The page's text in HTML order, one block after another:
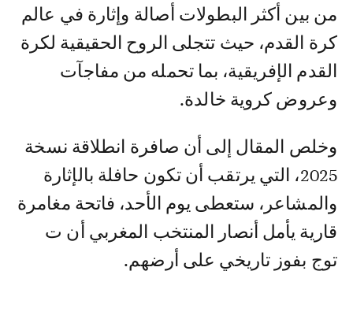
من بين أكثر البطولات أصالة وإثارة في عالم
كرة القدم، حيث تتجلى الروح الحقيقية لكرة
القدم الإفريقية، بما تحمله من مفاجآت
وعروض كروية خالدة.
وخلص المقال إلى أن صافرة انطلاقة نسخة
2025، التي يرتقب أن تكون حافلة بالإثارة
والمشاعر، ستعطى يوم الأحد، فاتحة مغامرة
قارية يأمل أنصار المنتخب المغربي أن ت
توج بفوز تاريخي على أرضهم.